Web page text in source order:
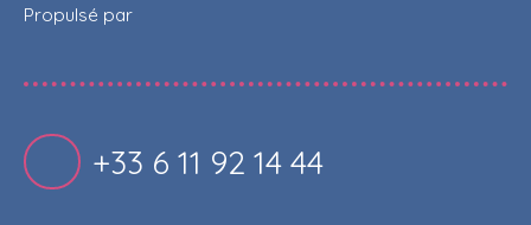
Propulsé par
+33 6 11 92 14 44